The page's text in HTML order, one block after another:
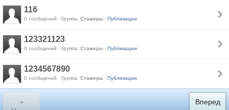
116
0 сообщений · Группа: Стажеры · Публикации
123321123
0 сообщений · Группа: Стажеры · Публикации
1234567890
0 сообщений · Группа: Стажеры · Публикации
«
Вперед